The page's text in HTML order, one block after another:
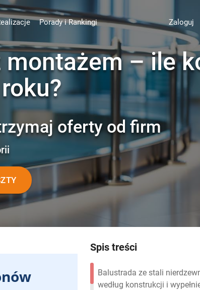
Porady i Rankingi Zaloguj
– ile
oferty od firm
Spis treści
Balustrada ze stali
według konstrukcji i